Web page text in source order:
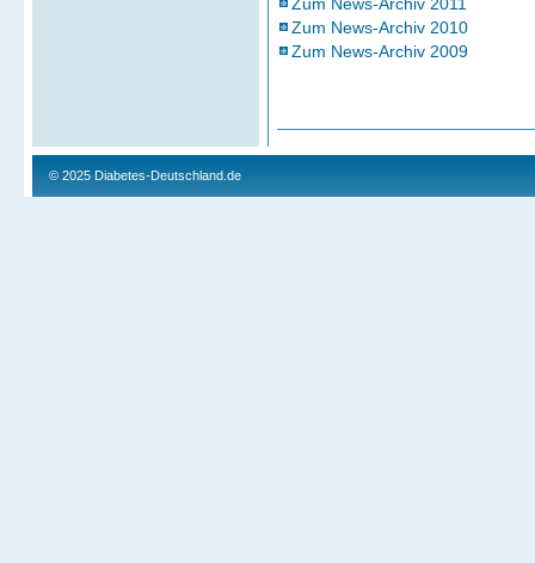
Zum News-Archiv 2010
Zum News-Archiv 2009
© 2025 Diabetes-Deutschland.de